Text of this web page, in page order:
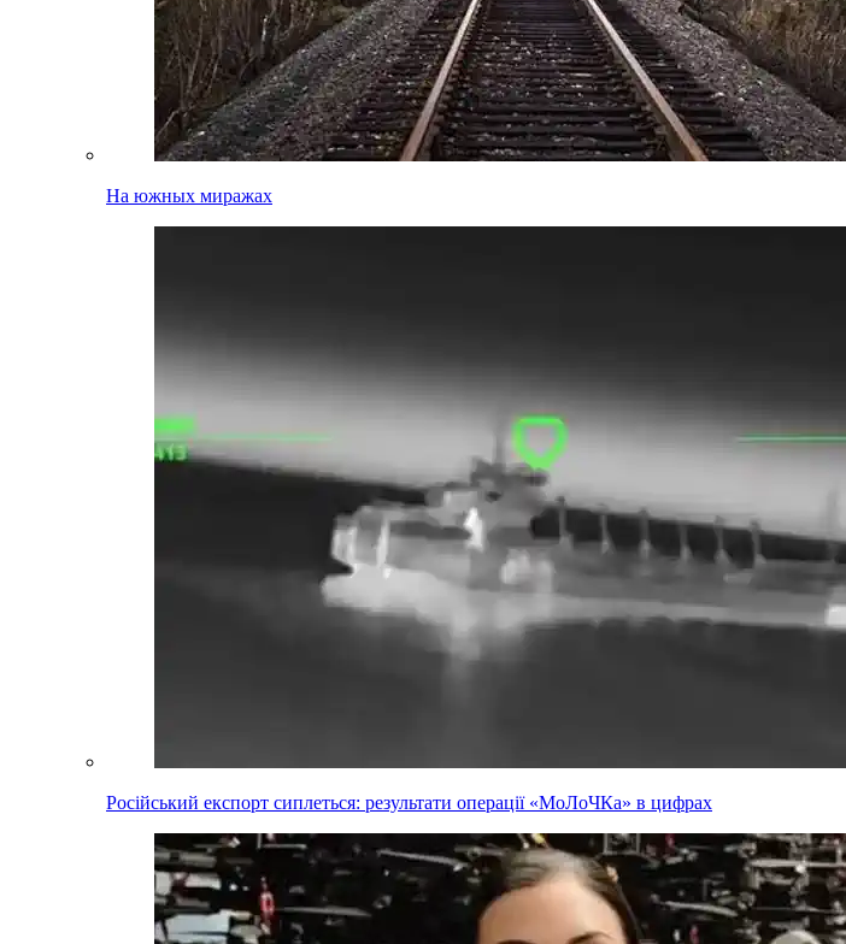
На южных миражах
Російський експорт сиплеться: результати операції «МоЛоЧКа» в цифрах